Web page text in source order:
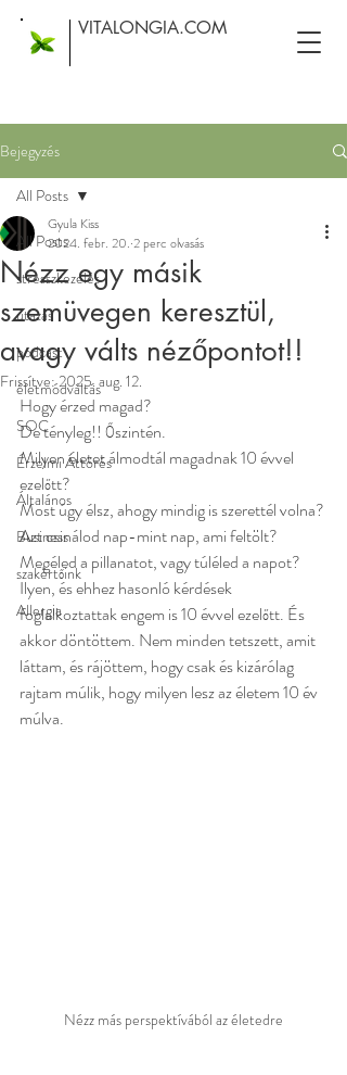
VITALONGIA.COM
Bejegyzés
All Posts
stresszkezelés
utazás
podcast
életmódváltás
SOC
Érzelmi Áttörés
Általános
Business
szakértőink
Allergia
All Posts
Nézz egy másik
szemüvegen keresztül,
avagy válts nézőpontot!!
Gyula Kiss
2024. febr. 20. 2 perc olvasás
Frissítve:2025. aug. 12.
Hogy érzed magad?
De tényleg!! Őszintén.
Milyen életet álmodtál magadnak 10 évvel
ezelőtt?
Most úgy élsz, ahogy mindig is szerettél volna?
Azt csinálod nap-mint nap, ami feltölt?
Megéled a pillanatot, vagy túléled a napot?
Ilyen, és ehhez hasonló kérdések
foglalkoztattak engem is 10 évvel ezelőtt. És
akkor döntöttem. Nem minden tetszett, amit
láttam, és rájöttem, hogy csak és kizárólag
rajtam múlik, hogy milyen lesz az életem 10 év
múlva.
Nézz más perspektívából az életedre